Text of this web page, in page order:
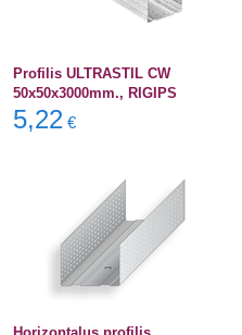
Profilis ULTRASTIL CW
50x50x3000mm., RIGIPS
5,22 €